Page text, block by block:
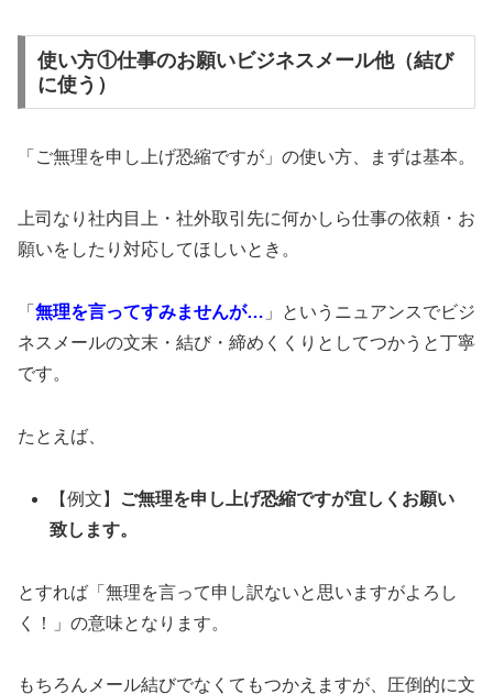
使い方①仕事のお願いビジネスメール他（結び
に使う）
「ご無理を申し上げ恐縮ですが」の使い方、まずは基本。
上司なり社内目上・社外取引先に何かしら仕事の依頼・お
願いをしたり対応してほしいとき。
「 無理を言ってすみませんが… 」というニュアンスでビジ
ネスメールの文末・結び・締めくくりとしてつかうと丁寧
です。
たとえば、
【例文】
ご無理を申し上げ恐縮ですが宜しくお願い
致します。
とすれば「無理を言って申し訳ないと思いますがよろし
く！」の意味となります。
もちろんメール結びでなくてもつかえますが、圧倒的に文